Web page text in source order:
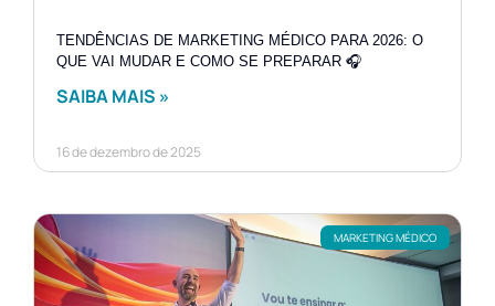
TENDÊNCIAS DE MARKETING MÉDICO PARA 2026: O
QUE VAI MUDAR E COMO SE PREPARAR 🎧
SAIBA MAIS »
16 de dezembro de 2025
MARKETING MÉDICO